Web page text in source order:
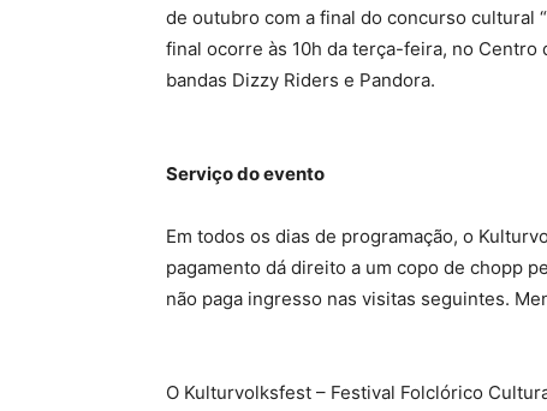
de outubro com a final do concurso cultural
final ocorre às 10h da terça-feira, no Centro
bandas Dizzy Riders e Pandora.
Serviço do evento
Em todos os dias de programação, o
pagamento dá direito a um copo de chopp
não paga ingresso nas visitas seguintes.
O Kulturvolksfest – Festival Folclórico